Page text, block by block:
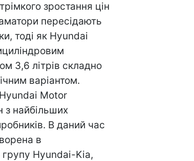
зростання цін
пересідають
тоді як Hyundai
3,6 літрів складно
варіантом.
Motor
з найбільших
В даний час
в
групу Hyundai-Kia,